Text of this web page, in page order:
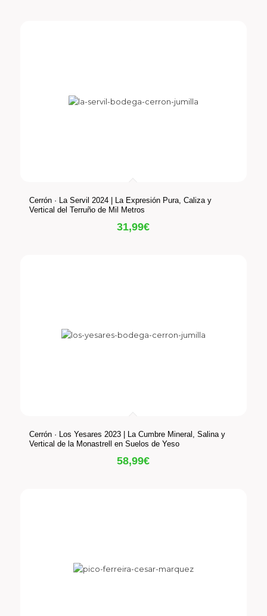
Cerrón · La Servil 2024 | La Expresión Pura, Caliza y
Vertical del Terruño de Mil Metros
31,99€
Cerrón · Los Yesares 2023 | La Cumbre Mineral, Salina y
Vertical de la Monastrell en Suelos de Yeso
58,99€